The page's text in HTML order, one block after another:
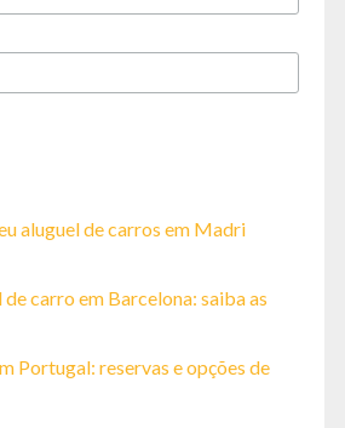
aluguel de carros em Madri
carro em Barcelona: saiba as
Portugal: reservas e opções de